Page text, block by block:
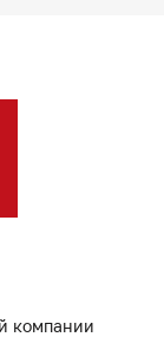
компании